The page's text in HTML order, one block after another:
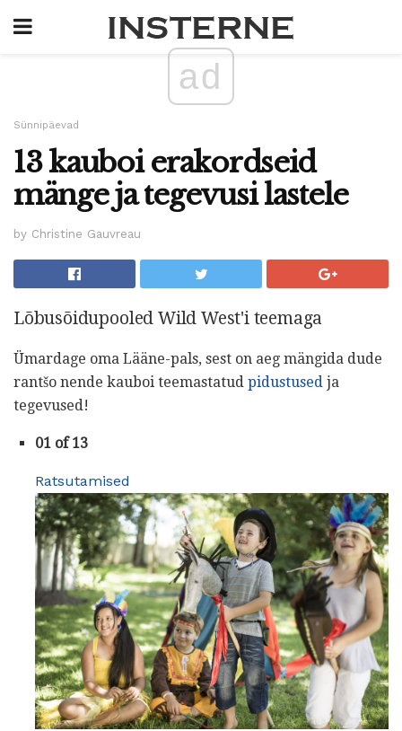
ad
Sünnipäevad
13 kauboi erakordseid
mänge ja tegevusi lastele
by Christine Gauvreau
Lõbusõidupooled Wild West'i teemaga
Ümardage oma Lääne-pals, sest on aeg mängida dude
rantšo nende kauboi teemastatud pidustused ja
tegevused!
01 of 13
Ratsutamised